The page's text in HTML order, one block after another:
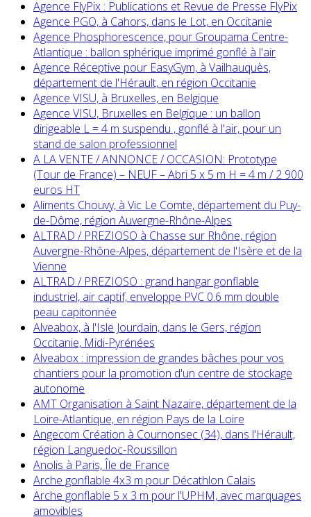
Agence FlyPix : Publications et Revue de Presse FlyPix
Agence PGO, à Cahors, dans le Lot, en Occitanie
Agence Phosphorescence, pour Groupama Centre-
Atlantique : ballon sphérique imprimé gonflé à l'air
Agence Réceptive pour EasyGym, à Vailhauquès,
département de l'Hérault, en région Occitanie
Agence VISU, à Bruxelles, en Belgique
Agence VISU, Bruxelles en Belgique : un ballon
dirigeable L = 4 m suspendu , gonflé à l'air, pour un
stand de salon professionnel
A LA VENTE / ANNONCE / OCCASION: Prototype
(Tour de France) – NEUF – Abri 5 x 5 m H = 4 m / 2 900
euros HT
Aliments Chouvy, à Vic Le Comte, département du Puy-
de-Dôme, région Auvergne-Rhône-Alpes
ALTRAD / PREZIOSO à Chasse sur Rhône, région
Auvergne-Rhône-Alpes, département de l'Isère et de la
Vienne
ALTRAD / PREZIOSO : grand hangar gonflable
industriel, air captif, enveloppe PVC 0.6 mm double
peau capitonnée
Alveabox, à l'Isle Jourdain, dans le Gers, région
Occitanie, Midi-Pyrénées
Alveabox : impression de grandes bâches pour vos
chantiers pour la promotion d'un centre de stockage
autonome
AMT Organisation à Saint Nazaire, département de la
Loire-Atlantique, en région Pays de la Loire
Angecom Création à Cournonsec (34), dans l'Hérault,
région Languedoc-Roussillon
Anolis à Paris, Île de France
Arche gonflable 4x3 m pour Décathlon Calais
Arche gonflable 5 x 3 m pour l'UPHM, avec marquages
amovibles